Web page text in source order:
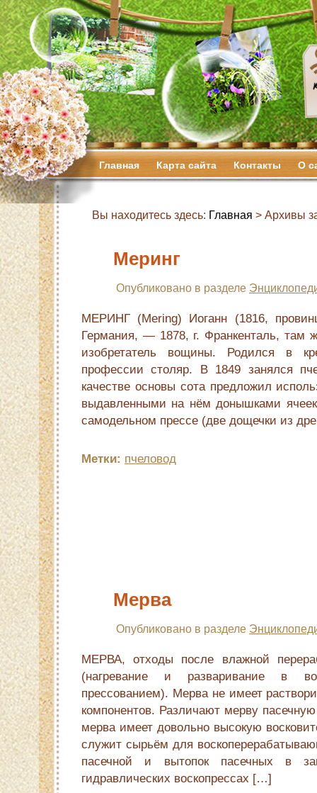
Главная Карта сайта Контакты О
Вы находитесь здесь: Главная > Архивы
Меринг
Опубликовано в разделе
МЕРИНГ (Mering) Иоганн (1816,
Германия, — 1878, г. Франкенталь, там
изобретатель вощины. Родился в
профессии столяр. В 1849 занялся
качестве основы сота предложил
выдавленными на нём донышками
самодельном прессе (две дощечки из
Метки: пчеловод
Мерва
Опубликовано в разделе
МЕРВА, отходы после влажной
(нагревание и разваривание в
прессованием). Мерва не имеет
компонентов. Различают мерву
мерва имеет довольно высокую
служит сырьём для
пасечной и вытопок пасечных в
гидравлических воскопрессах […]